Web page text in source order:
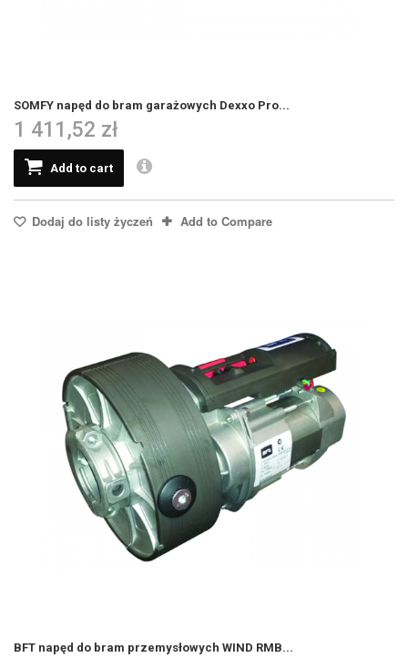
SOMFY napęd do bram garażowych Dexxo Pro...
1 411,52 zł
Add to cart
Dodaj do listy życzeń Add to Compare
BFT napęd do bram przemysłowych WIND RMB...